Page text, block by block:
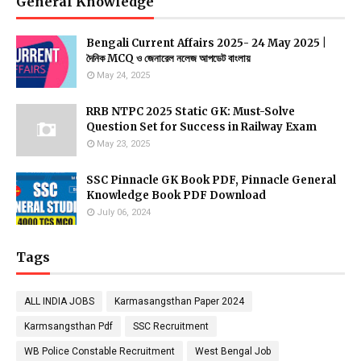
Bengali Current Affairs 2025- 24 May 2025 |
দৈনিক MCQ ও জেনারেল নলেজ আপডেট বাংলায়
May 24, 2025
RRB NTPC 2025 Static GK: Must-Solve
Question Set for Success in Railway Exam
May 23, 2025
SSC Pinnacle GK Book PDF, Pinnacle General
Knowledge Book PDF Download
July 06, 2024
Tags
ALL INDIA JOBS Karmasangsthan Paper 2024
Karmsangsthan Pdf SSC Recruitment
WB Police Constable Recruitment West Bengal Job